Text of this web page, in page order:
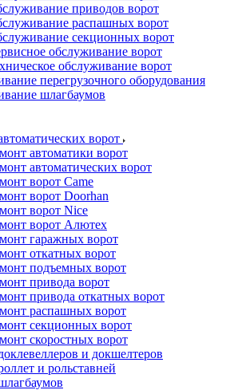
приводов ворот
распашных ворот
секционных ворот
обслуживание ворот
обслуживание ворот
перегрузочного оборудования
шлагбаумов
ворот
автоматики ворот
автоматических ворот
ворот Came
ворот Doorhan
ворот Nice
ворот Алютех
гаражных ворот
откатных ворот
подъемных ворот
привода ворот
привода откатных ворот
распашных ворот
секционных ворот
скоростных ворот
и докшелтеров
и рольставней